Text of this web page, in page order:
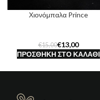
Χιονόμπαλα Prince
€15,00€13,00
ΠΡΟΣΘΉΚΗ ΣΤΟ ΚΑΛΆΘΙ